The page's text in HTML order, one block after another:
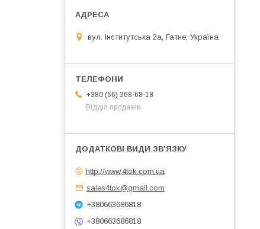
вул. Інститутська 2а, Гатне, Україна
+380 (66) 368-68-18
Відділ продажів
http://www.4tok.com.ua
sales4tok@gmail.com
+380663686818
+380663686818